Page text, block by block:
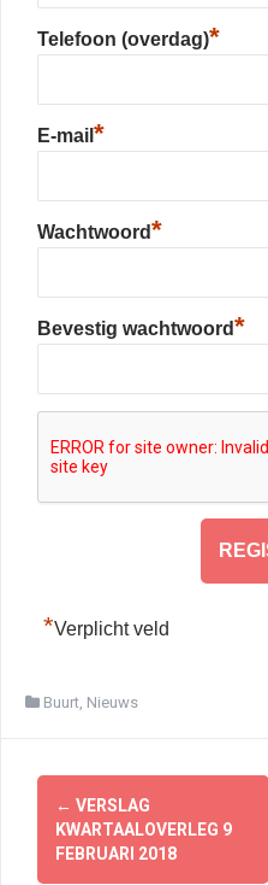
Telefoon (overdag)*
E-mail *
Wachtwoord*
Bevestig wachtwoord*
*Verplicht veld
Buurt, Nieuws
Berichtnavigatie
← VERSLAG
KWARTAALOVERLEG 9
FEBRUARI 2018